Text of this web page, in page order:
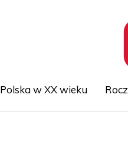
Polska w XX wieku